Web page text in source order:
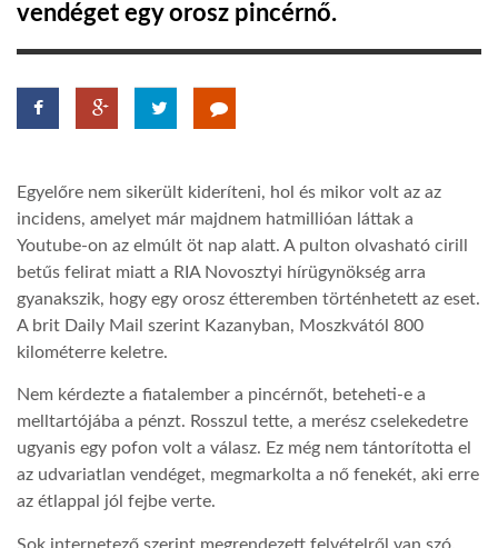
HÍR3D
TROPICALMAGAZIN
AFRIKA TUDÁSTÁR
A NAP SZÉPE
GLOBOZSARU
vendéget egy orosz pincérnő.
Egyelőre nem sikerült kideríteni, hol és mikor volt az az
incidens, amelyet már majdnem hatmillióan láttak a
Youtube-on az elmúlt öt nap alatt. A pulton olvasható cirill
betűs felirat miatt a RIA Novosztyi hírügynökség arra
gyanakszik, hogy egy orosz étteremben történhetett az eset.
A brit Daily Mail szerint Kazanyban, Moszkvától 800
kilométerre keletre.
Nem kérdezte a fiatalember a pincérnőt, beteheti-e a
melltartójába a pénzt. Rosszul tette, a merész cselekedetre
ugyanis egy pofon volt a válasz. Ez még nem tántorította el
az udvariatlan vendéget, megmarkolta a nő fenekét, aki erre
az étlappal jól fejbe verte.
Sok internetező szerint megrendezett felvételről van szó.